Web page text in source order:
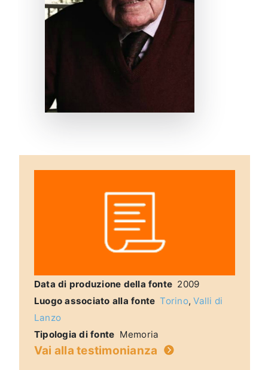
Data di produzione della fonte 2009
Luogo associato alla fonteTorino,Valli di
Lanzo
Tipologia di fonte Memoria
Vai alla testimonianza